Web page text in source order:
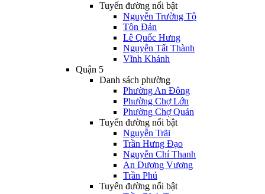
Tuyến đường nổi bật
Nguyễn Trường Tộ
Tôn Đản
Lê Quốc Hưng
Nguyễn Tất Thành
Vĩnh Khánh
Quận 5
Danh sách phường
Phường An Đông
Phường Chợ Lớn
Phường Chợ Quán
Tuyến đường nổi bật
Nguyễn Trãi
Trần Hưng Đạo
Nguyễn Chí Thanh
An Dương Vương
Trần Phú
Tuyến đường nổi bật